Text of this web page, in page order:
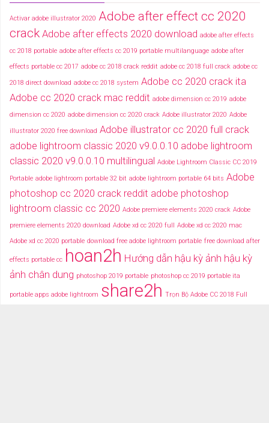
Activar adobe illustrator 2020 Adobe after effect cc 2020
crack Adobe after effects 2020 download adobe after effects
cc 2018 portable adobe after effects cc 2019 portable multilanguage adobe after
effects portable cc 2017 adobe cc 2018 crack reddit adobe cc 2018 full crack adobe cc
2018 direct download adobe cc 2018 system Adobe cc 2020 crack ita
Adobe cc 2020 crack mac reddit adobe dimension cc 2019 adobe
dimension cc 2020 adobe dimension cc 2020 crack Adobe illustrator 2020 Adobe
illustrator 2020 free download Adobe illustrator cc 2020 full crack
adobe lightroom classic 2020 v9.0.0.10 adobe lightroom
classic 2020 v9.0.0.10 multilingual Adobe Lightroom Classic CC 2019
Portable adobe lightroom portable 32 bit adobe lightroom portable 64 bits Adobe
photoshop cc 2020 crack reddit adobe photoshop
lightroom classic cc 2020 Adobe premiere elements 2020 crack Adobe
premiere elements 2020 download Adobe xd cc 2020 full Adobe xd cc 2020 mac
Adobe xd cc 2020 portable download free adobe lightroom portable free download after
effects portable cc hoan2h Hướng dẫn hậu kỳ ảnh hậu kỳ
ảnh chân dung photoshop 2019 portable photoshop cc 2019 portable ita
portable apps adobe lightroom share2h Trọn Bộ Adobe CC 2018 Full